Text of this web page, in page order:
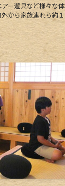
ー遊具など様々な体
から家族連れら約１